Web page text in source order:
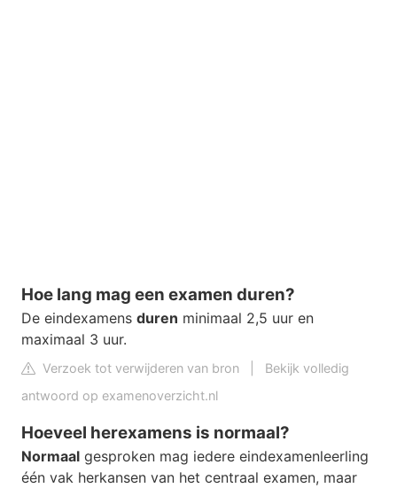
Hoe lang mag een examen duren?
De eindexamens duren minimaal 2,5 uur en
maximaal 3 uur.
Verzoek tot verwijderen van bron
Bekijk volledig
antwoord op examenoverzicht.nl
Hoeveel herexamens is normaal?
Normaal gesproken mag iedere eindexamenleerling
één vak herkansen van het centraal examen, maar